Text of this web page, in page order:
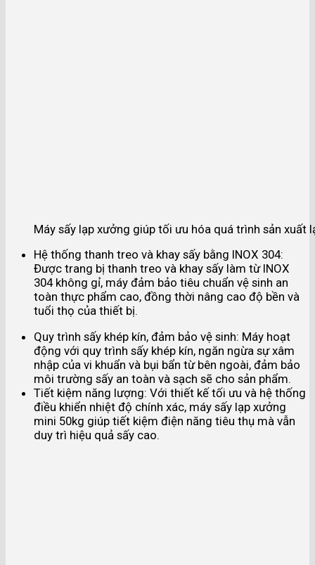
Máy sấy lạp xưởng giúp tối ưu hóa quá trình sản xuất
Hệ thống thanh treo và khay sấy bằng INOX 304:
Được trang bị thanh treo và khay sấy làm từ INOX
304 không gỉ, máy đảm bảo tiêu chuẩn vệ sinh an
toàn thực phẩm cao, đồng thời nâng cao độ bền và
tuổi thọ của thiết bị.
Quy trình sấy khép kín, đảm bảo vệ sinh: Máy hoạt
động với quy trình sấy khép kín, ngăn ngừa sự xâm
nhập của vi khuẩn và bụi bẩn từ bên ngoài, đảm bảo
môi trường sấy an toàn và sạch sẽ cho sản phẩm.
Tiết kiệm năng lượng: Với thiết kế tối ưu và hệ thống
điều khiển nhiệt độ chính xác, máy sấy lạp xưởng
mini 50kg giúp tiết kiệm điện năng tiêu thụ mà vẫn
duy trì hiệu quả sấy cao.